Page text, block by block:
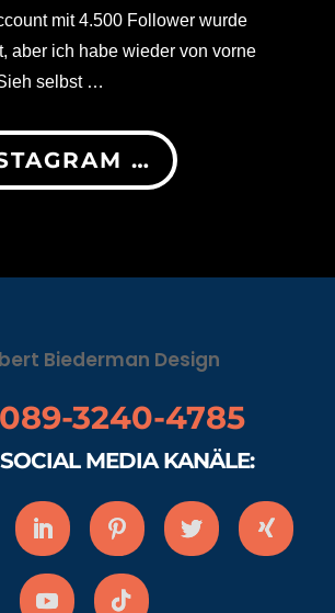
mit 4.500 Follower wurde
aber ich habe wieder von vorne
selbst …
…
3240-4785
MEDIA KANÄLE: